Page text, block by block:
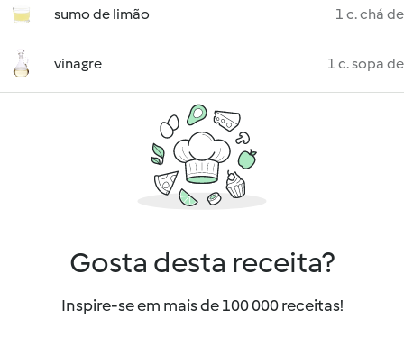
sumo de limão 1 c. chá de
vinagre 1 c. sopa de
Gosta desta receita?
Inspire-se em mais de 100 000 receitas!